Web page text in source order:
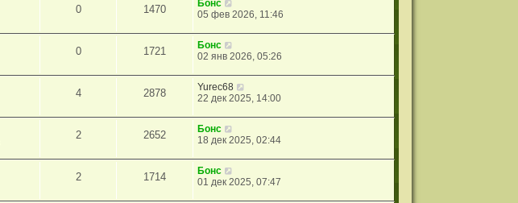
0 1470
Бонс
05 фев 2026, 11:46
0 1721
Бонс
02 янв 2026, 05:26
4 2878
Yurec68
22 дек 2025, 14:00
2 2652
Бонс
18 дек 2025, 02:44
2 1714
Бонс
01 дек 2025, 07:47